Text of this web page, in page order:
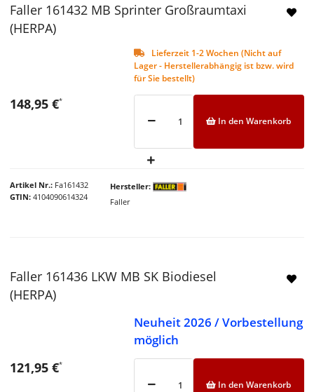
Faller 161432 MB Sprinter Großraumtaxi
(HERPA)
Lieferzeit 1-2 Wochen (Nicht auf
Lager - Herstellerabhängig ist bzw. wird
für Sie bestellt)
Artikel Nr. Fa161432
GTIN 4104090614324
Hersteller
Faller
148,95 €*
In den Warenkorb
Faller 161436 LKW MB SK Biodiesel
(HERPA)
Neuheit 2026 / Vorbestellung
möglich
121,95 €*
In den Warenkorb